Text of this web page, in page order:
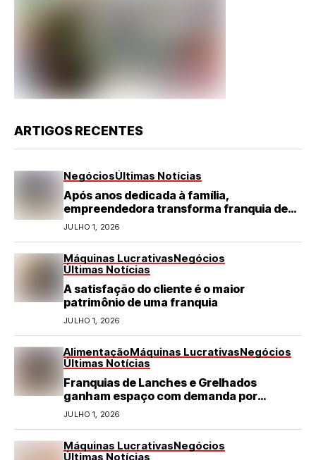
ARTIGOS RECENTES
NegóciosÚltimas Notícias
Após anos dedicada à família,
empreendedora transforma franquia de
turismo em negócio de destaque no RN
JULHO 1, 2026
Máquinas LucrativasNegócios
Últimas Notícias
A satisfação do cliente é o maior
patrimônio de uma franquia
JULHO 1, 2026
AlimentaçãoMáquinas LucrativasNegócios
Últimas Notícias
Franquias de Lanches e Grelhados
ganham espaço com demanda por
refeições rápidas e de qualidade
JULHO 1, 2026
Máquinas LucrativasNegócios
Últimas Notícias